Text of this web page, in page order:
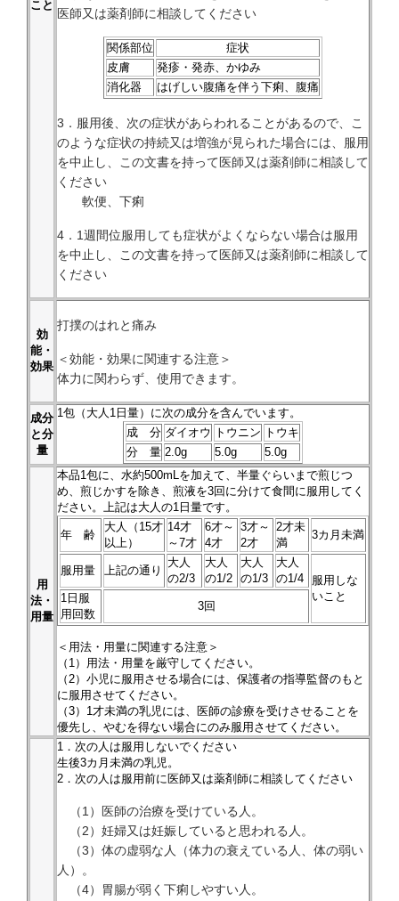
こと
医師又は薬剤師に相談してください
関係部位
症状
皮膚
発疹・発赤、かゆみ
消化器
はげしい腹痛を伴う下痢、腹痛
3．服用後、次の症状があらわれることがあるので、こ
のような症状の持続又は増強が見られた場合には、服用
を中止し、この文書を持って医師又は薬剤師に相談して
ください
軟便、下痢
4．1週間位服用しても症状がよくならない場合は服用
を中止し、この文書を持って医師又は薬剤師に相談して
ください
効
能・
効果
打撲のはれと痛み
＜効能・効果に関連する注意＞
体力に関わらず、使用できます。
成分
と分
量
1包（大人1日量）に次の成分を含んでいます。
成 分 ダイオウ トウニン トウキ
分 量 2.0g 5.0g 5.0g
用
法・
用量
本品1包に、水約500mLを加えて、半量ぐらいまで煎じつ
め、煎じかすを除き、煎液を3回に分けて食間に服用してく
ださい。上記は大人の1日量です。
年 齢
大人（15才
以上）
14才
～7才
6才～
4才
3才～
2才
2才未
満
3カ月未満
服用量 上記の通り
大人
の2/3
大人
の1/2
大人
の1/3
大人
の1/4
服用しな
いこと
1日服
用回数
3回
＜用法・用量に関連する注意＞
（1）用法・用量を厳守してください。
（2）小児に服用させる場合には、保護者の指導監督のもと
に服用させてください。
（3）1才未満の乳児には、医師の診療を受けさせることを
優先し、やむを得ない場合にのみ服用させてください。
1．次の人は服用しないでください
生後3カ月未満の乳児。
2．次の人は服用前に医師又は薬剤師に相談してください
（1）医師の治療を受けている人。
（2）妊婦又は妊娠していると思われる人。
（3）体の虚弱な人（体力の衰えている人、体の弱い
人）。
（4）胃腸が弱く下痢しやすい人。